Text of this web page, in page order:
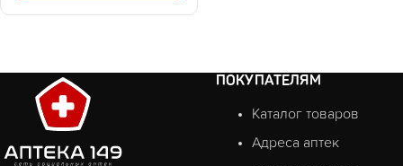
ПОКУПАТЕЛЯМ
Каталог товаров
Адреса аптек